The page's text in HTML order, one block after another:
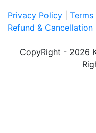
Privacy Policy
Refund & Cancellation
CopyRight - 2026